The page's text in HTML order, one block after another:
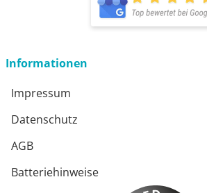
Informationen
Impressum
Datenschutz
AGB
Batteriehinweise